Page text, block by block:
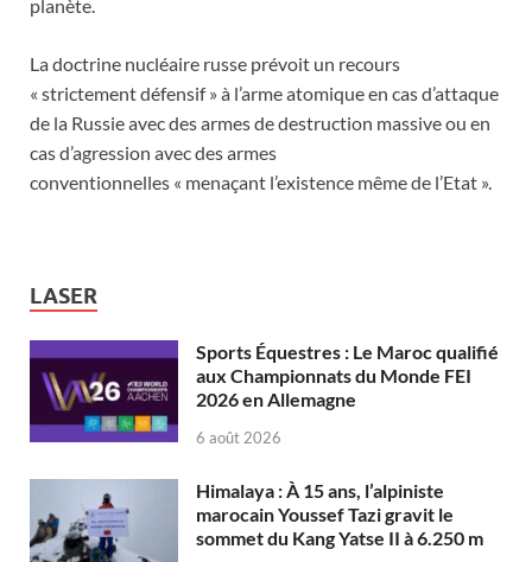
planète.
La doctrine nucléaire russe prévoit un recours
« strictement défensif » à l’arme atomique en cas d’attaque
de la Russie avec des armes de destruction massive ou en
cas d’agression avec des armes
conventionnelles « menaçant l’existence même de l’Etat ».
LASER
Sports Équestres : Le Maroc qualifié
aux Championnats du Monde FEI
2026 en Allemagne
6 août 2026
Himalaya : À 15 ans, l’alpiniste
marocain Youssef Tazi gravit le
sommet du Kang Yatse II à 6.250 m